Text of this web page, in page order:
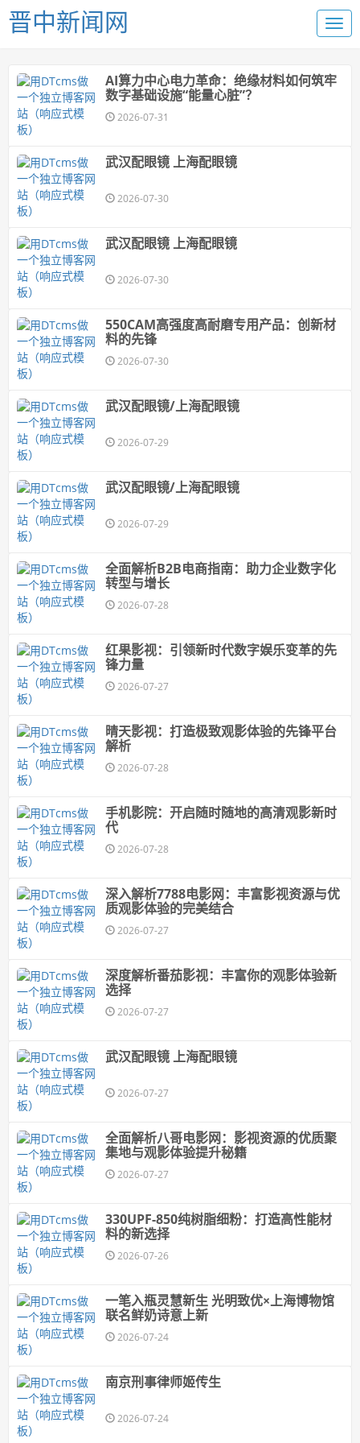
晋中新闻网
AI算力中心电力革命：绝缘材料如何筑牢
数字基础设施“能量心脏”？
2026-07-31
武汉配眼镜 上海配眼镜
2026-07-30
武汉配眼镜 上海配眼镜
2026-07-30
550CAM高强度高耐磨专用产品：创新材
料的先锋
2026-07-30
武汉配眼镜/上海配眼镜
2026-07-29
武汉配眼镜/上海配眼镜
2026-07-29
全面解析B2B电商指南：助力企业数字化
转型与增长
2026-07-28
红果影视：引领新时代数字娱乐变革的先
锋力量
2026-07-27
晴天影视：打造极致观影体验的先锋平台
解析
2026-07-28
手机影院：开启随时随地的高清观影新时
代
2026-07-28
深入解析7788电影网：丰富影视资源与优
质观影体验的完美结合
2026-07-27
深度解析番茄影视：丰富你的观影体验新
选择
2026-07-27
武汉配眼镜 上海配眼镜
2026-07-27
全面解析八哥电影网：影视资源的优质聚
集地与观影体验提升秘籍
2026-07-27
330UPF-850纯树脂细粉：打造高性能材
料的新选择
2026-07-26
一笔入瓶灵慧新生 光明致优×上海博物馆
联名鲜奶诗意上新
2026-07-24
南京刑事律师姬传生
2026-07-24